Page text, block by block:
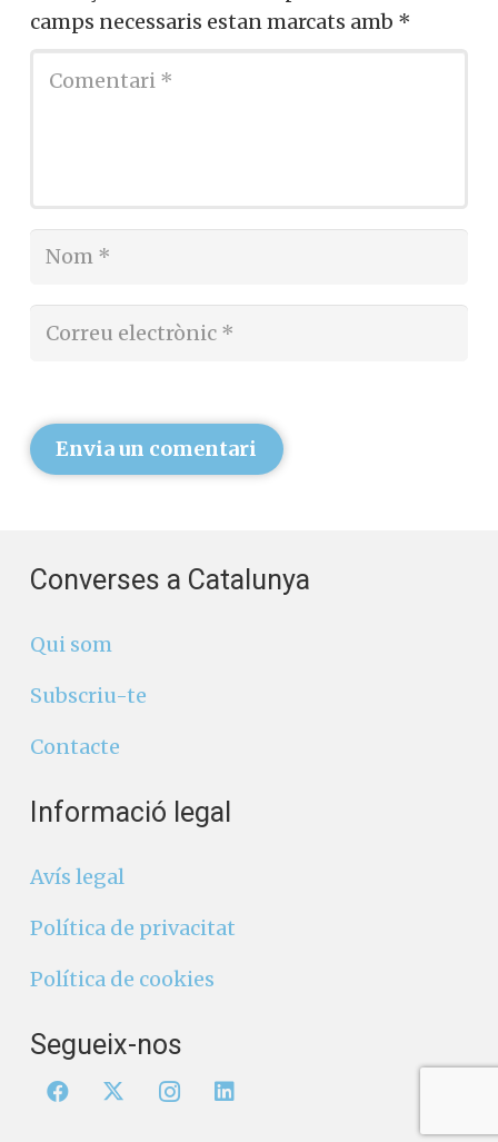
Deixa un comentari
L'adreça electrònica no es publicarà.
Converses a Catalunya
Qui som
Subscriu-te
Informació legal
Avís legal
Política de privacitat
Política de cookies